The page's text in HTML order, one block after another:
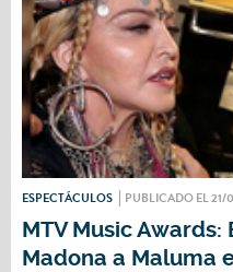
ESPECTÁCULOS PUBLICADO EL 21/
MTV Music
Madona a Maluma